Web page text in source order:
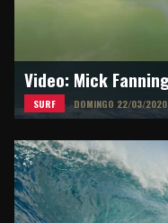
SURF DOMINGO 22/03/2020